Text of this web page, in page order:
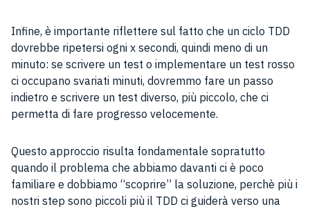
Infine, è importante riflettere sul fatto che un ciclo TDD
dovrebbe ripetersi ogni x secondi, quindi meno di un
minuto: se scrivere un test o implementare un test rosso
ci occupano svariati minuti, dovremmo fare un passo
indietro e scrivere un test diverso, più piccolo, che ci
permetta di fare progresso velocemente.
Questo approccio risulta fondamentale sopratutto
quando il problema che abbiamo davanti ci è poco
familiare e dobbiamo “scoprire” la soluzione, perchè più i
nostri step sono piccoli più il TDD ci guiderà verso una